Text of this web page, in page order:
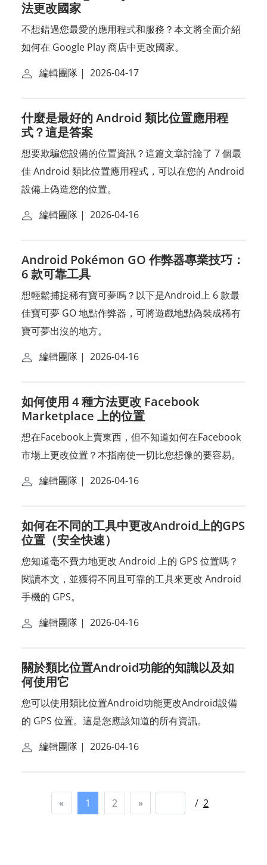
法更改國家
不想錯過您最愛的應用程式和服務？本文將全面介紹
如何在 Google Play 商店中更改國家。
編輯團隊 | 2026-04-17
什麼是最好的 Android 類比位置應用程
式？這是答案
想要欺騙您設備的位置資訊？這篇文章討論了 7 個最
佳 Android 類比位置應用程式，可以在您的 Android
設備上偽造您的位置。
編輯團隊 | 2026-04-16
Android Pokémon GO 作弊器專業技巧：
6 款可靠工具
想輕鬆捕捉稀有寶可夢嗎？以下是Android上 6 款最
佳寶可夢 GO 地點作弊器，可將遊戲地點偽裝成稀有
寶可夢出沒的地方。
編輯團隊 | 2026-04-16
如何使用 4 種方法更改 Facebook
Marketplace 上的位置
想在Facebook上賣東西，但不知道如何在Facebook
市場上更改位置？本指南使一切比您想像的要容易。
編輯團隊 | 2026-04-16
如何在不同的工具中更改Android上的GPS
位置（安全快速）
您知道毫不費力地更改 Android 上的 GPS 位置嗎？
閱讀本文，並獲得不同且可靠的工具來更改 Android
手機的 GPS。
編輯團隊 | 2026-04-16
關於類比位置Android功能的知識以及如
何使用它
您可以使用類比位置Android功能更改Android設備
的 GPS 位置。這是您應該知道的所有資訊。
編輯團隊 | 2026-04-16
« 1 2 » / 2